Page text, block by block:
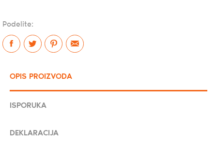
Podelite:
OPIS PROIZVODA
ISPORUKA
DEKLARACIJA